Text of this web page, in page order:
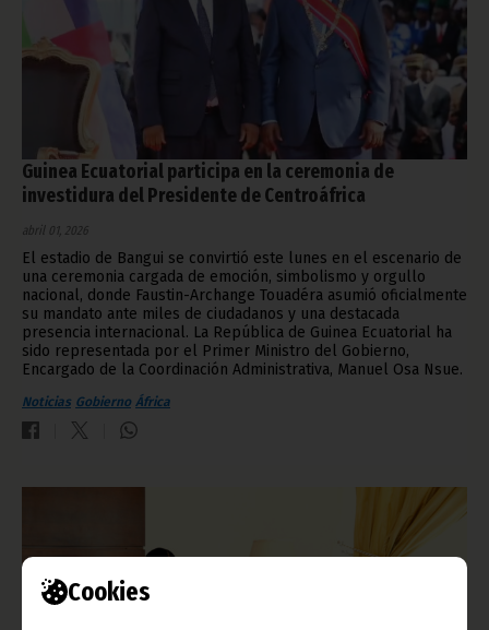
Cookies
Guinea Ecuatorial participa en la ceremonia de
investidura del Presidente de Centroáfrica
abril 01, 2026
El estadio de Bangui se convirtió este lunes en el escenario de
una ceremonia cargada de emoción, simbolismo y orgullo
nacional, donde Faustin-Archange Touadéra asumió oficialmente
su mandato ante miles de ciudadanos y una destacada
presencia internacional. La República de Guinea Ecuatorial ha
sido representada por el Primer Ministro del Gobierno,
Encargado de la Coordinación Administrativa, Manuel Osa Nsue.
Noticias Gobierno África